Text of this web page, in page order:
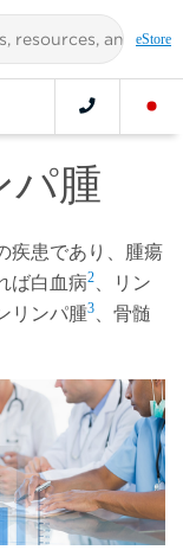
eStore
パ腫
疾患であり、腫瘍
ば白血病2
、リン
リンパ腫3
、骨髄